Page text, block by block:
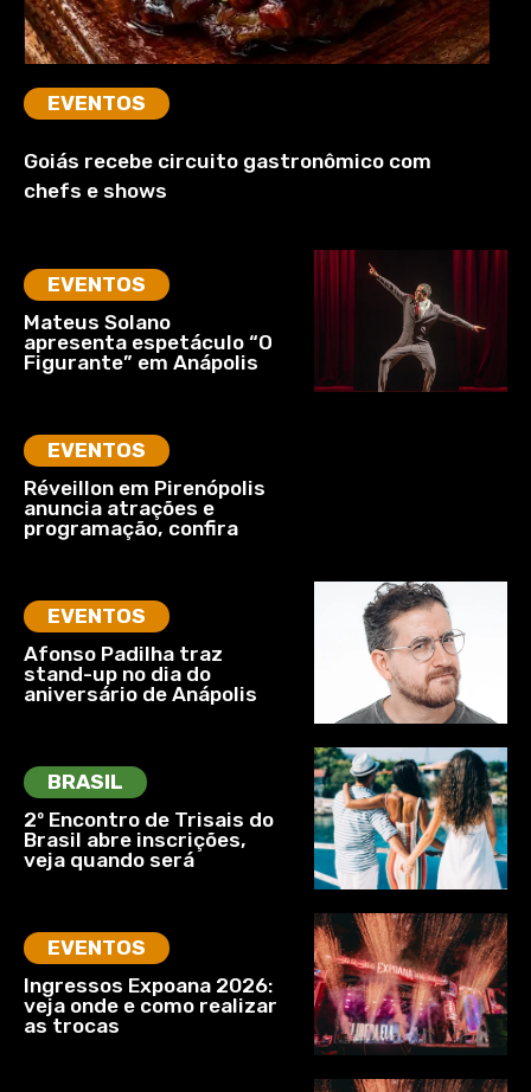
EVENTOS
Goiás recebe circuito gastronômico com
chefs e shows
EVENTOS
Mateus Solano
apresenta espetáculo “O
Figurante” em Anápolis
EVENTOS
Réveillon em Pirenópolis
anuncia atrações e
programação, confira
EVENTOS
Afonso Padilha traz
stand-up no dia do
aniversário de Anápolis
BRASIL
2º Encontro de Trisais do
Brasil abre inscrições,
veja quando será
EVENTOS
Ingressos Expoana 2026:
veja onde e como realizar
as trocas